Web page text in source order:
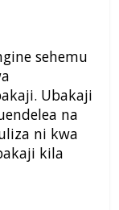
sehemu
Ubakaji
na
ni kwa
kila